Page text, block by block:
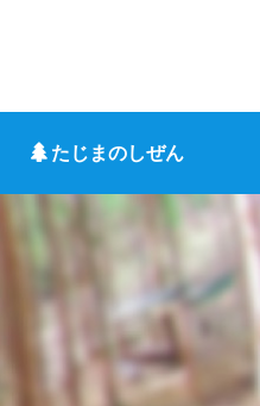
たじまのしぜん